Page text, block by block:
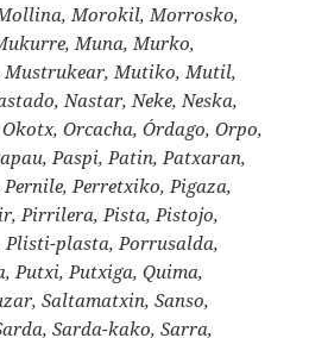
Morokil, Morrosko,
Muna, Murko,
Mustrukear, Mutiko, Mutil,
Nastar, Neke, Neska,
Orcacha, Órdago, Orpo,
Paspi, Patin, Patxaran,
Perretxiko, Pigaza,
Pirrilera, Pista, Pistojo,
plasta, Porrusalda,
Putxi, Putxiga, Quima,
Saltamatxin, Sanso,
Sarda-kako, Sarra,